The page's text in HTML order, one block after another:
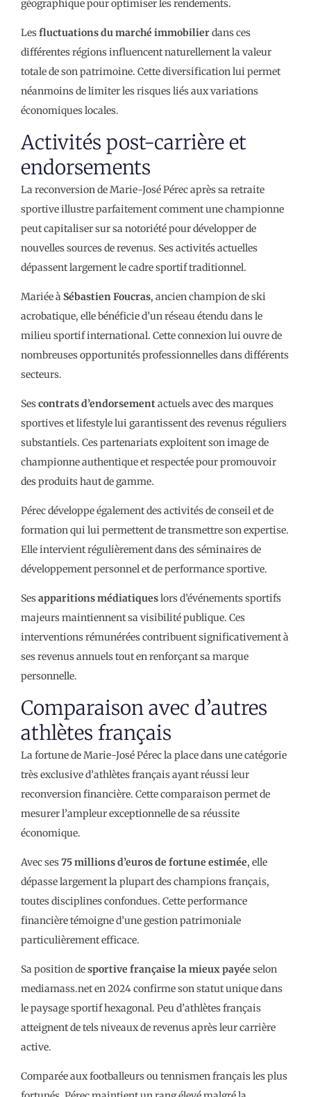
géographique pour optimiser les rendements.
Lesfluctuations du marché immobilierdans ces
différentes régions influencent naturellement la valeur
totale de son patrimoine. Cette diversification lui permet
néanmoins de limiter les risques liés aux variations
économiques locales.
Activités post-carrière et
endorsements
La reconversion de Marie-José Pérec après sa retraite
sportive illustre parfaitement comment une championne
peut capitaliser sur sa notoriété pour développer de
nouvelles sources de revenus. Ses activités actuelles
dépassent largement le cadre sportif traditionnel.
Mariée à Sébastien Foucras, ancien champion de ski
acrobatique, elle bénéficie d’un réseau étendu dans le
milieu sportif international. Cette connexion lui ouvre de
nombreuses opportunités professionnelles dans différents
secteurs.
Sescontrats d’endorsementactuels avec des marques
sportives et lifestyle lui garantissent des revenus réguliers
substantiels. Ces partenariats exploitent son image de
championne authentique et respectée pour promouvoir
des produits haut de gamme.
Pérec développe également des activités de conseil et de
formation qui lui permettent de transmettre son expertise.
Elle intervient régulièrement dans des séminaires de
développement personnel et de performance sportive.
Sesapparitions médiatiqueslors d’événements sportifs
majeurs maintiennent sa visibilité publique. Ces
interventions rémunérées contribuent significativement à
ses revenus annuels tout en renforçant sa marque
personnelle.
Comparaison avec d’autres
athlètes français
La fortune de Marie-José Pérec la place dans une catégorie
très exclusive d’athlètes français ayant réussi leur
reconversion financière. Cette comparaison permet de
mesurer l’ampleur exceptionnelle de sa réussite
économique.
Avec ses75 millions d’euros de fortune estimée, elle
dépasse largement la plupart des champions français,
toutes disciplines confondues. Cette performance
financière témoigne d’une gestion patrimoniale
particulièrement efficace.
Sa position desportive française la mieux payée selon
mediamass.net en 2024 confirme son statut unique dans
le paysage sportif hexagonal. Peu d’athlètes français
atteignent de tels niveaux de revenus après leur carrière
active.
Comparée aux footballeurs ou tennismen français les plus